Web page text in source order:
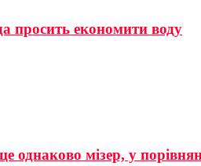
просить економити воду
однаково мізер, у